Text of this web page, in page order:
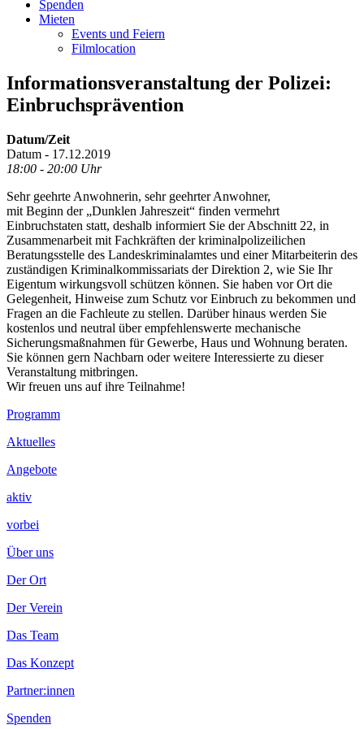
Spenden
Mieten
Events und Feiern
Filmlocation
Informationsveranstaltung der Polizei:
Einbruchsprävention
Datum/Zeit
Datum - 17.12.2019
18:00 - 20:00 Uhr
Sehr geehrte Anwohnerin, sehr geehrter Anwohner,
mit Beginn der „Dunklen Jahreszeit“ finden vermehrt
Einbruchstaten statt, deshalb informiert Sie der Abschnitt 22, in
Zusammenarbeit mit Fachkräften der kriminalpolizeilichen
Beratungsstelle des Landeskriminalamtes und einer Mitarbeiterin des
zuständigen Kriminalkommissariats der Direktion 2, wie Sie Ihr
Eigentum wirkungsvoll schützen können. Sie haben vor Ort die
Gelegenheit, Hinweise zum Schutz vor Einbruch zu bekommen und
Fragen an die Fachleute zu stellen. Darüber hinaus werden Sie
kostenlos und neutral über empfehlenswerte mechanische
Sicherungsmaßnahmen für Gewerbe, Haus und Wohnung beraten.
Sie können gern Nachbarn oder weitere Interessierte zu dieser
Veranstaltung mitbringen.
Wir freuen uns auf ihre Teilnahme!
Footer
Inhalt
Programm
Aktuelles
Angebote
aktiv
vorbei
Über uns
Der Ort
Der Verein
Das Team
Das Konzept
Partner:innen
Spenden